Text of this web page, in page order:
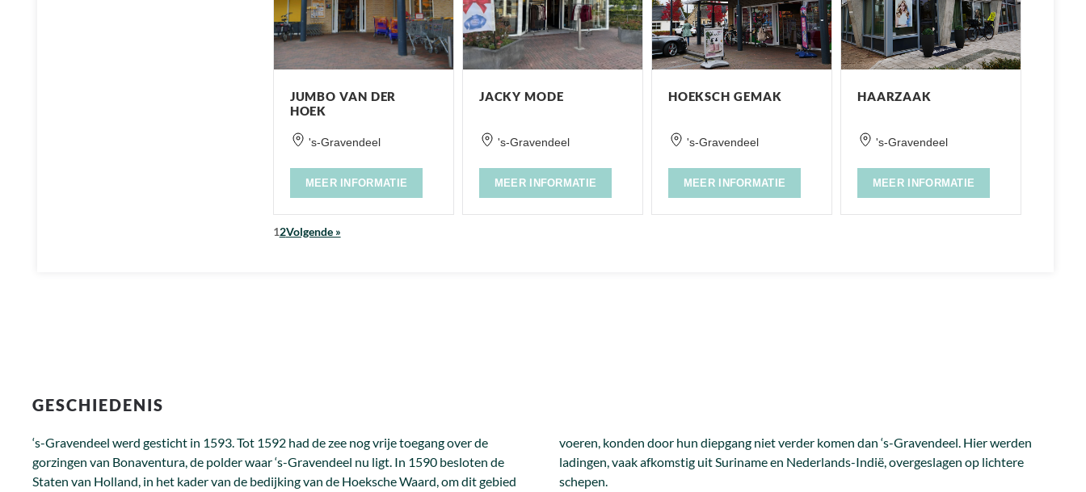
JUMBO VAN DER
HOEK
's-Gravendeel
MEER INFORMATIE
JACKY MODE
's-Gravendeel
MEER INFORMATIE
HOEKSCH GEMAK
's-Gravendeel
MEER INFORMATIE
HAARZAAK
's-Gravendeel
MEER INFORMATIE
12Volgende »
GESCHIEDENIS
‘s-Gravendeel werd gesticht in 1593. Tot 1592 had de zee nog vrije toegang over de
gorzingen van Bonaventura, de polder waar ‘s-Gravendeel nu ligt. In 1590 besloten de
Staten van Holland, in het kader van de bedijking van de Hoeksche Waard, om dit gebied
voeren, konden door hun diepgang niet verder komen dan ‘s-Gravendeel. Hier werden
ladingen, vaak afkomstig uit Suriname en Nederlands-Indië, overgeslagen op lichtere
schepen.